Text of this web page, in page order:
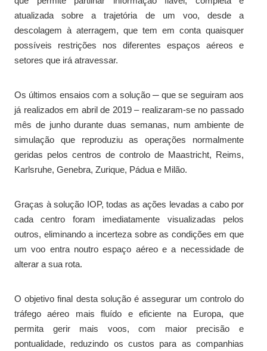
atualizada sobre a trajetória de um voo, desde a
descolagem à aterragem, que tem em conta quaisquer
possíveis restrições nos diferentes espaços aéreos e
setores que irá atravessar.
Os últimos ensaios com a solução ─ que se seguiram aos
já realizados em abril de 2019 – realizaram-se no passado
mês de junho durante duas semanas, num ambiente de
simulação que reproduziu as operações normalmente
geridas pelos centros de controlo de Maastricht, Reims,
Karlsruhe, Genebra, Zurique, Pádua e Milão.
Graças à solução IOP, todas as ações levadas a cabo por
cada centro foram imediatamente visualizadas pelos
outros, eliminando a incerteza sobre as condições em que
um voo entra noutro espaço aéreo e a necessidade de
alterar a sua rota.
O objetivo final desta solução é assegurar um controlo do
tráfego aéreo mais fluído e eficiente na Europa, que
permita gerir mais voos, com maior precisão e
pontualidade, reduzindo os custos para as companhias